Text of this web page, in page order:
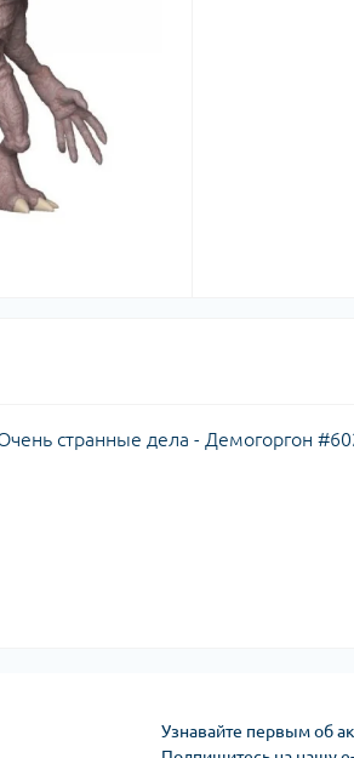
странные дела - Демогоргон
Узнавайте первым об